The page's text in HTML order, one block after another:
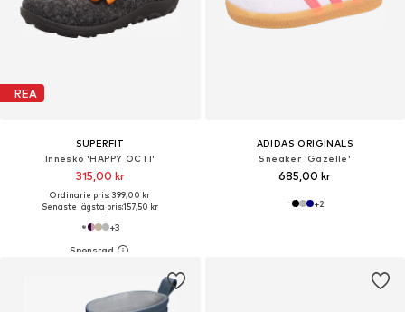
REA
SUPERFIT
Innesko 'HAPPY OCTI'
315,00 kr
Ordinarie pris: 399,00 kr
Senaste lägsta pris:157,50 kr
+3
ADIDAS ORIGINALS
Sneaker 'Gazelle'
685,00 kr
+2